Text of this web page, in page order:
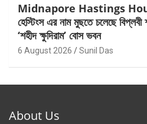
Midnapore Hastings
হেস্টিংস এর নাম মুছতে চলেছে
‘শহীদ ক্ষুদিরাম’ বোস ভবন
6 August 2026 Sunil Das
About Us